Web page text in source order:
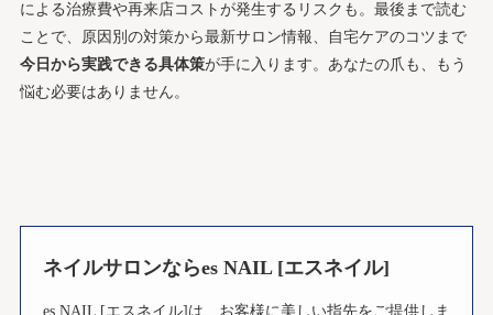
による治療費や再来店コストが発生するリスクも。最後まで読む
ことで、原因別の対策から最新サロン情報、自宅ケアのコツまで
今日から実践できる具体策が手に入ります。あなたの爪も、もう
悩む必要はありません。
ネイルサロンならes NAIL [エスネイル]
es NAIL [エスネイル]は、お客様に美しい指先をご提供しま